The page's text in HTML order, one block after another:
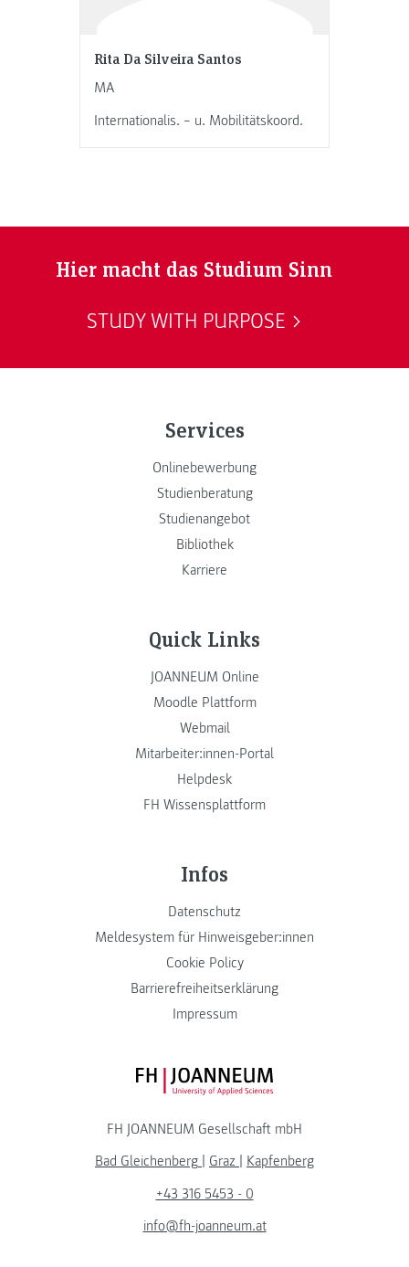
Rita Da Silveira Santos
MA
Internationalis. – u. Mobilitätskoord.
Hier macht das Studium Sinn
STUDY WITH PURPOSE
Services
Onlinebewerbung
Studienberatung
Studienangebot
Bibliothek
Karriere
Quick Links
JOANNEUM Online
Moodle Plattform
Webmail
Mitarbeiter:innen-Portal
Helpdesk
FH Wissensplattform
Infos
Datenschutz
Meldesystem für Hinweisgeber:innen
Cookie Policy
Barrierefreiheitserklärung
Impressum
FH JOANNEUM Logo
FH JOANNEUM Gesellschaft mbH
Bad Gleichenberg
Graz
Kapfenberg
+43 316 5453 - 0
info@fh-joanneum.at